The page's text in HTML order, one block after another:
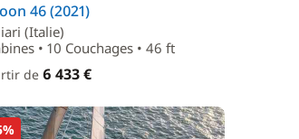
46 (2021)
(Italie)
• 10 Couchages • 46 ft
de 6 433 €